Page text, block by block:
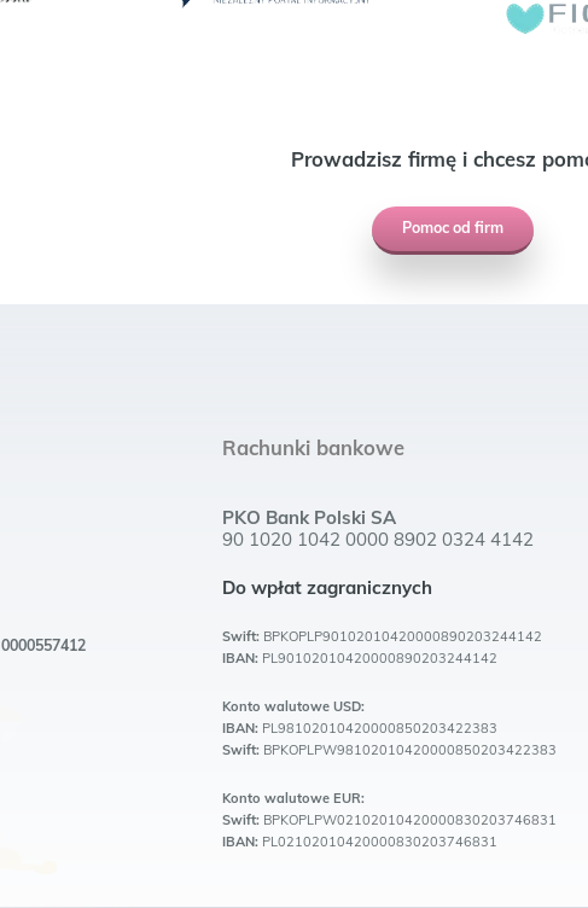
Prowadzisz firmę i chcesz
Pomoc od firm
0000557412
Rachunki bankowe
PKO Bank Polski SA
90 1020 1042 0000 8902 0324 4142
Do wpłat zagranicznych
Swift: BPKOPLP90102010420000890203244142
IBAN: PL90102010420000890203244142
Konto walutowe USD:
IBAN: PL98102010420000850203422383
Swift: BPKOPLPW98102010420000850203422383
Konto walutowe EUR:
Swift:BPKOPLPW02102010420000830203746831
IBAN:PL02102010420000830203746831